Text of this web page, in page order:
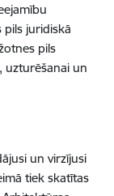
pils juridiskā
pils
uzturēšanai un
un virzījusi
tiek skatītas